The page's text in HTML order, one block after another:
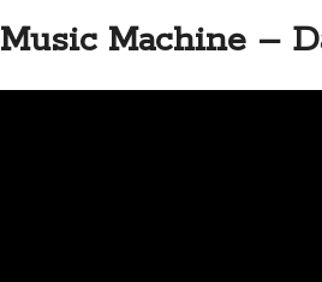
Music Machine –